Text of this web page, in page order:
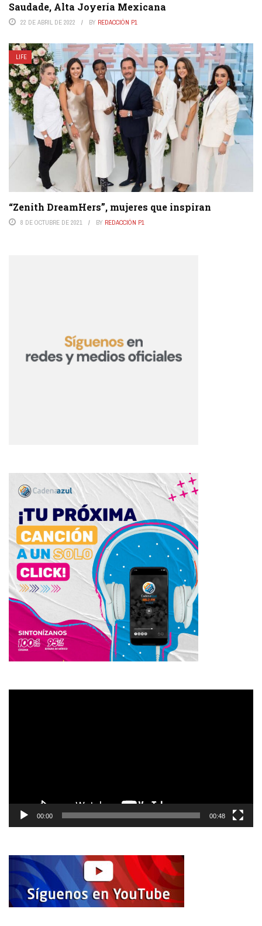
Saudade, Alta Joyería Mexicana
22 DE ABRIL DE 2022 BY REDACCIÓN P1
LIFE
“Zenith DreamHers”, mujeres que inspiran
8 DE OCTUBRE DE 2021 BY REDACCIÓN P1
00:00 00:48